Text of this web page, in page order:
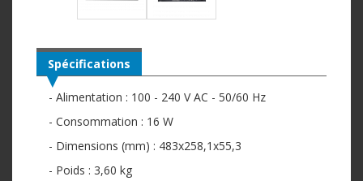
Spécifications
- Alimentation : 100 - 240 V AC - 50/60 Hz
- Consommation : 16 W
- Dimensions (mm) : 483x258,1x55,3
- Poids : 3,60 kg